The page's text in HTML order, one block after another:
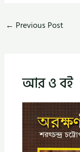
← Previous Post
আর ও বই